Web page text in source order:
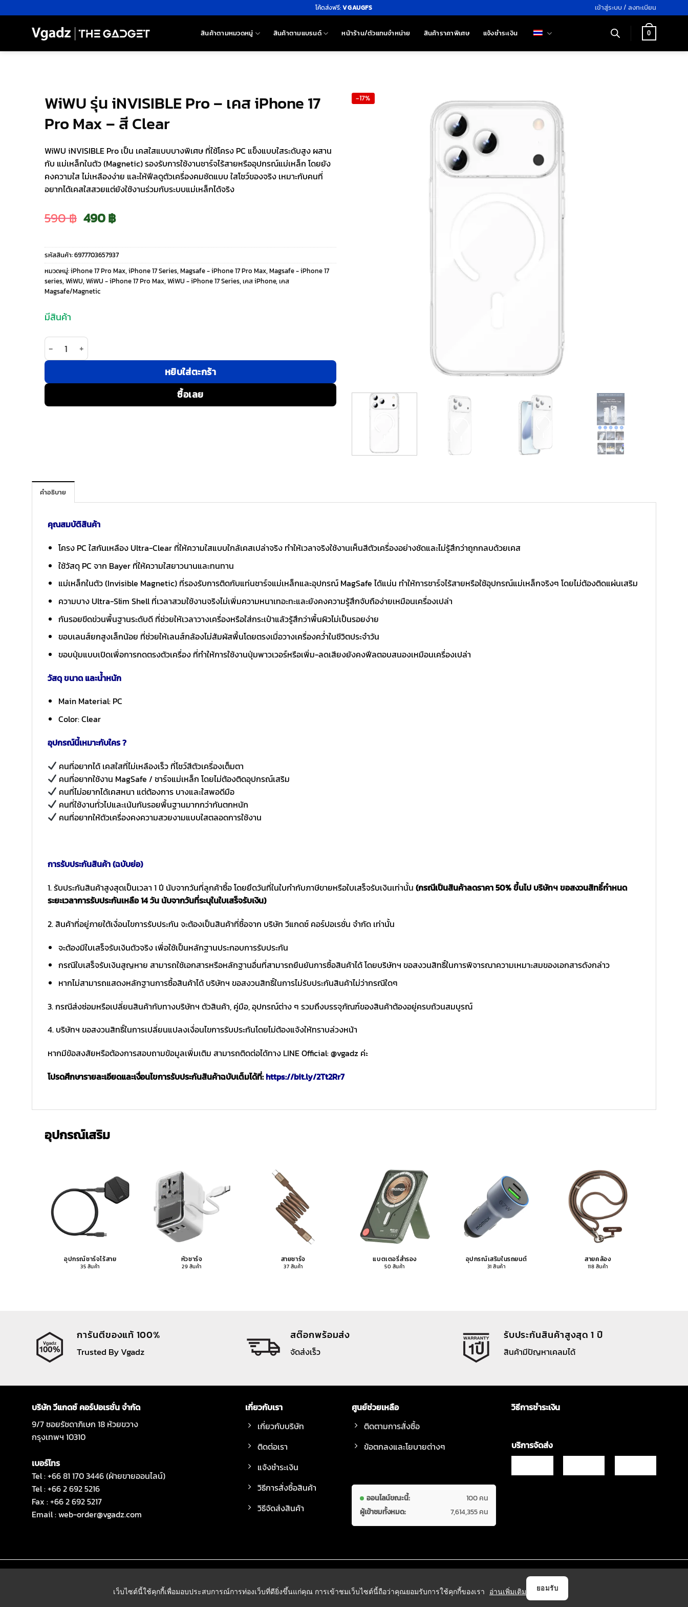
ไป
โค้ดส่งฟรี:VGAUGFS เข้าสู่ระบบ / ลงทะเบียน
สินค้าตามหมวดหมู่ สินค้าตามแบรนด์ หน้าร้าน/ตัวแทนจำหน่าย สินค้าราคาพิเศษ แจ้งชำระเงิน 0
WiWU รุ่น iNVISIBLE Pro – เคส iPhone 17
Pro Max – สี Clear
WiWU iNVISIBLE Pro เป็น เคสใสแบบบางพิเศษ ที่ใช้โครง PC แข็งแบบใสระดับสูง ผสาน
กับ แม่เหล็กในตัว (Magnetic) รองรับการใช้งานชาร์จไร้สายหรืออุปกรณ์แม่เหล็ก โดยยัง
คงความใส ไม่เหลืองง่าย และให้ฟีลดูตัวเครื่องคมชัดแบบ ใสโชว์ของจริง เหมาะกับคนที่
อยากได้เคสใสสวยแต่ยังใช้งานร่วมกับระบบแม่เหล็กได้จริง
590฿ Original
price
was:
590 ฿.
490฿Current
price
is:
รหัสสินค้า:6977703657937
หมวดหมู่:iPhone 17 Pro Max, iPhone 17 Series, Magsafe - iPhone 17 Pro Max, Magsafe - iPhone 17
series, WiWU, WiWU - iPhone 17 Pro Max, WiWU - iPhone 17 Series, เคส iPhone, เคส
Magsafe/Magnetic
มีสินค้า
จำนวน WiWU รุ่น iNVISIBLE Pro - เคส iPhone 17 Pro Max - สี Clear ชิ้น
หยิบใส่ตะกร้า
ซื้อเลย
-17%
คำอธิบาย
คุณสมบัติสินค้า
โครง PC ใสกันเหลือง Ultra-Clear ที่ให้ความใสแบบใกล้เคสเปล่าจริง ทำให้เวลาจริงใช้งานเห็นสีตัวเครื่องอย่างชัดและไม่รู้สึกว่าถูกกลบด้วยเคส
ใช้วัสดุ PC จาก Bayer ที่ให้ความใสยาวนานและทนทาน
แม่เหล็กในตัว (Invisible Magnetic) ที่รองรับการติดกับแท่นชาร์จแม่เหล็กและอุปกรณ์ MagSafe ได้แน่น ทำให้การชาร์จไร้สายหรือใช้อุปกรณ์แม่เหล็กจริงๆ โดยไม่ต้องติดแผ่นเสริม
ความบาง Ultra-Slim Shell ที่เวลาสวมใช้งานจริงไม่เพิ่มความหนาเทอะทะและยังคงความรู้สึกจับถือง่ายเหมือนเครื่องเปล่า
กันรอยขีดข่วนพื้นฐานระดับดี ที่ช่วยให้เวลาวางเครื่องหรือใส่กระเป๋าแล้วรู้สึกว่าพื้นผิวไม่เป็นรอยง่าย
ขอบเลนส์ยกสูงเล็กน้อย ที่ช่วยให้เลนส์กล้องไม่สัมผัสพื้นโดยตรงเมื่อวางเครื่องคว่ำในชีวิตประจำวัน
ขอบปุ่มแบบเปิดเพื่อการกดตรงตัวเครื่อง ที่ทำให้การใช้งานปุ่มพาวเวอร์หรือเพิ่ม-ลดเสียงยังคงฟีลตอบสนองเหมือนเครื่องเปล่า
วัสดุ ขนาด และน้ำหนัก
Main Material: PC
Color: Clear
อุปกรณ์นี้เหมาะกับใคร ?
คนที่อยากได้ เคสใสที่ไม่เหลืองเร็ว ที่โชว์สีตัวเครื่องเต็มตา
คนที่อยากใช้งาน MagSafe / ชาร์จแม่เหล็ก โดยไม่ต้องติดอุปกรณ์เสริม
คนที่ไม่อยากได้เคสหนา แต่ต้องการ บางและใสพอดีมือ
คนที่ใช้งานทั่วไปและเน้นกันรอยพื้นฐานมากกว่ากันตกหนัก
คนที่อยากให้ตัวเครื่องคงความสวยงามแบบใสตลอดการใช้งาน
การรับประกันสินค้า (ฉบับย่อ)
1. รับประกันสินค้าสูงสุดเป็นเวลา 1 ปี นับจากวันที่ลูกค้าซื้อ โดยยึดวันที่ในใบกำกับภาษีขายหรือใบเสร็จรับเงินเท่านั้น (กรณีเป็นสินค้าลดราคา 50% ขึ้นไป บริษัทฯ ขอสงวนสิทธิ์กำหนด
ระยะเวลาการรับประกันเหลือ 14 วัน นับจากวันที่ระบุในใบเสร็จรับเงิน)
2. สินค้าที่อยู่ภายใต้เงื่อนไขการรับประกัน จะต้องเป็นสินค้าที่ซื้อจาก บริษัท วีแกดซ์ คอร์ปอเรชั่น จำกัด เท่านั้น
จะต้องมีใบเสร็จรับเงินตัวจริง เพื่อใช้เป็นหลักฐานประกอบการรับประกัน
กรณีใบเสร็จรับเงินสูญหาย สามารถใช้เอกสารหรือหลักฐานอื่นที่สามารถยืนยันการซื้อสินค้าได้ โดยบริษัทฯ ขอสงวนสิทธิ์ในการพิจารณาความเหมาะสมของเอกสารดังกล่าว
หากไม่สามารถแสดงหลักฐานการซื้อสินค้าได้ บริษัทฯ ขอสงวนสิทธิ์ในการไม่รับประกันสินค้าไม่ว่ากรณีใดๆ
3. กรณีส่งซ่อมหรือเปลี่ยนสินค้ากับทางบริษัทฯ ตัวสินค้า, คู่มือ, อุปกรณ์ต่าง ๆ รวมถึงบรรจุภัณฑ์ของสินค้าต้องอยู่ครบถ้วนสมบูรณ์
4. บริษัทฯ ขอสงวนสิทธิ์ในการเปลี่ยนแปลงเงื่อนไขการรับประกันโดยไม่ต้องแจ้งให้ทราบล่วงหน้า
หากมีข้อสงสัยหรือต้องการสอบถามข้อมูลเพิ่มเติม สามารถติดต่อได้ทาง LINE Official: @vgadz ค่ะ
โปรดศึกษารายละเอียดและเงื่อนไขการรับประกันสินค้าฉบับเต็มได้ที่:https://bit.ly/2Tt2Rr7
อุปกรณ์เสริม
อุปกรณ์ชาร์จไร้สาย
35 สินค้า
หัวชาร์จ
29 สินค้า
สายชาร์จ
37 สินค้า
แบตเตอรี่สำรอง
50 สินค้า
อุปกรณ์เสริมในรถยนต์
31 สินค้า
สายคล้อง
118 สินค้า
การันตีของแท้ 100%
Trusted By Vgadz
สต๊อกพร้อมส่ง
จัดส่งเร็ว
รับประกันสินค้าสูงสุด 1 ปี
สินค้ามีปัญหาเคลมได้
บริษัท วีแกดซ์ คอร์ปอเรชั่น จำกัด
9/7 ซอยรัชดาภิเษก 18 ห้วยขวาง
กรุงเทพฯ 10310
เบอร์โทร
Tel : +66 81 170 3446 (ฝ่ายขายออนไลน์)
Tel : +66 2 692 5216
Fax : +66 2 692 5217
Email :web-order@vgadz.com
เกี่ยวกับเรา
เกี่ยวกับบริษัท
ติดต่อเรา
แจ้งชำระเงิน
วิธีการสั่งซื้อสินค้า
วิธีจัดส่งสินค้า
ศูนย์ช่วยเหลือ
ติดตามการสั่งซื้อ
ข้อตกลงและโยบายต่างๆ
ออนไลน์ขณะนี้:
100 คน
ผู้เข้าชมทั้งหมด:
7,614,355 คน
วิธีการชำระเงิน
บริการจัดส่ง
เว็บไซต์นี้ใช้คุกกี้เพื่อมอบประสบการณ์การท่องเว็บที่ดียิ่งขึ้นแก่คุณ การเข้าชมเว็บไซต์นี้ถือว่าคุณยอมรับการใช้คุกกี้ของเรา อ่านเพิ่มเติม ยอมรับ